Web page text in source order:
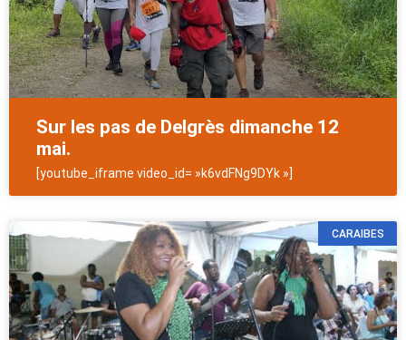
Sur les pas de Delgrès dimanche 12
mai.
[youtube_iframe video_id= »k6vdFNg9DYk »]
CARAIBES